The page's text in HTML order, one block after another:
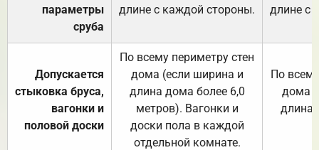
параметры
сруба
длине с каждой стороны.
длине с
Допускается
стыковка бруса,
вагонки и
половой доски
По всему периметру стен
дома (если ширина и
длина дома более 6,0
метров). Вагонки и
доски пола в каждой
отдельной комнате.
По
дома
длина